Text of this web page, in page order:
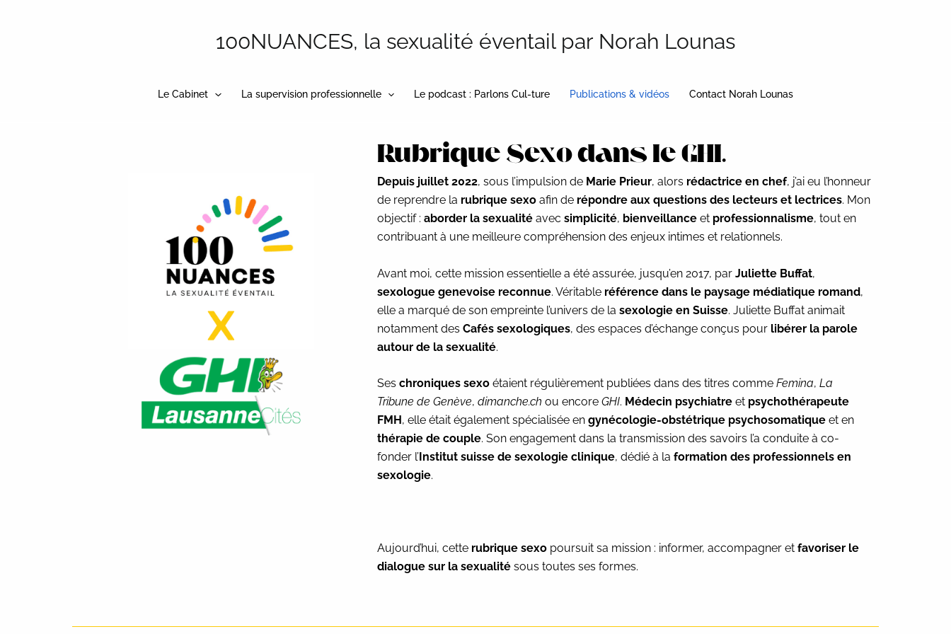
100NUANCES, la sexualité éventail par Norah Lounas
Le Cabinet La supervision professionnelle Le podcast : Parlons Cul-ture Publications & vidéos Contact Norah Lounas
Rubrique Sexo dans le GHI.
Depuis juillet 2022, sous l’impulsion de Marie Prieur, alors rédactrice en chef, j’ai eu l’honneur
de reprendre la rubrique sexoafin de répondre aux questions des lecteurs et lectrices. Mon
objectif : aborder la sexualitéavec simplicité, bienveillanceet professionnalisme, tout en
contribuant à une meilleure compréhension des enjeux intimes et relationnels.
Avant moi, cette mission essentielle a été assurée, jusqu’en 2017, par Juliette Buffat,
sexologue genevoise reconnue. Véritable référence dans le paysage médiatique romand,
elle a marqué de son empreinte l’univers de la sexologie en Suisse. Juliette Buffat animait
notamment des Cafés sexologiques, des espaces d’échange conçus pour libérer la parole
autour de la sexualité.
Ses chroniques sexoétaient régulièrement publiées dans des titres comme Femina, La
Tribune de Genève, dimanche.ch ou encore GHI. Médecin psychiatreet psychothérapeute
FMH , elle était également spécialisée en gynécologie-obstétrique psychosomatiqueet en
thérapie de couple. Son engagement dans la transmission des savoirs l’a conduite à co-
fonder l’Institut suisse de sexologie clinique, dédié à la formation des professionnels en
sexologie.
Aujourd’hui, cette rubrique sexopoursuit sa mission : informer, accompagner et favoriser le
dialogue sur la sexualitésous toutes ses formes.